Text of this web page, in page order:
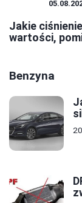
Jakie
wartości,
Benzyna